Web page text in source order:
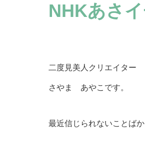
NHKあさ
二度見美人クリエイター
さやま あやこです。
最近信じられないことばか